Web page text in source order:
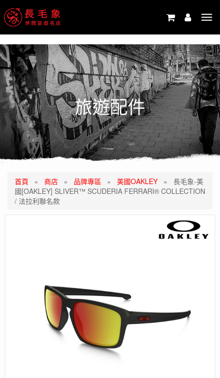
旅遊配件
首頁 » 商店 » 品牌專區 » 美國OAKLEY » 長毛象-美
國[OAKLEY] SLIVER™ SCUDERIA FERRARI® COLLECTION
/ 法拉利聯名款